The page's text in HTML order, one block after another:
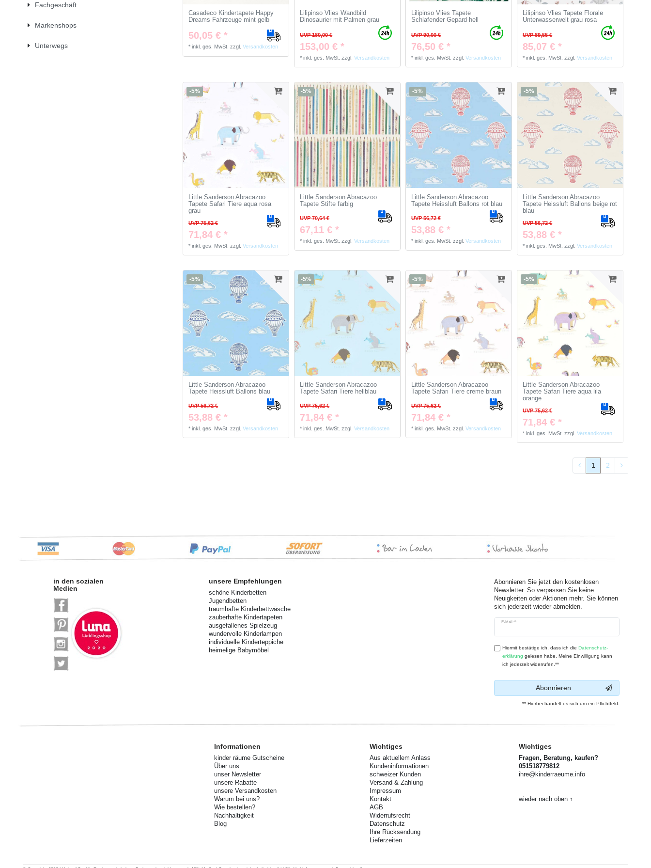
Fachgeschäft
Markenshops
Unterwegs
Casadeco Kindertapete Happy
Dreams Fahrzeuge mint gelb
50,05 € *
*inkl. ges. MwSt. zzgl.Versandkosten
Lilipinso Vlies Wandbild
Dinosaurier mit Palmen grau
UVP 180,00 €
153,00 € *
*inkl. ges. MwSt. zzgl.Versandkosten
Lilipinso Vlies Tapete
Schlafender Gepard hell
UVP 90,00 €
76,50 € *
*inkl. ges. MwSt. zzgl.Versandkosten
Lilipinso Vlies Tapete Florale
Unterwasserwelt grau rosa
UVP 89,55 €
85,07 € *
*inkl. ges. MwSt. zzgl.Versandkosten
-5%
Little Sanderson Abracazoo
Tapete Safari Tiere aqua rosa
grau
UVP 75,62 €
71,84 € *
*inkl. ges. MwSt. zzgl.Versandkosten
-5%
Little Sanderson Abracazoo
Tapete Stifte farbig
UVP 70,64 €
67,11 € *
*inkl. ges. MwSt. zzgl.Versandkosten
-5%
Little Sanderson Abracazoo
Tapete Heissluft Ballons rot blau
UVP 56,72 €
53,88 € *
*inkl. ges. MwSt. zzgl.Versandkosten
-5%
Little Sanderson Abracazoo
Tapete Heissluft Ballons beige rot
blau
UVP 56,72 €
53,88 € *
*inkl. ges. MwSt. zzgl.Versandkosten
-5%
Little Sanderson Abracazoo
Tapete Heissluft Ballons blau
UVP 56,72 €
53,88 € *
*inkl. ges. MwSt. zzgl.Versandkosten
-5%
Little Sanderson Abracazoo
Tapete Safari Tiere hellblau
UVP 75,62 €
71,84 € *
*inkl. ges. MwSt. zzgl.Versandkosten
-5%
Little Sanderson Abracazoo
Tapete Safari Tiere creme braun
UVP 75,62 €
71,84 € *
*inkl. ges. MwSt. zzgl.Versandkosten
-5%
Little Sanderson Abracazoo
Tapete Safari Tiere aqua lila
orange
UVP 75,62 €
71,84 € *
*inkl. ges. MwSt. zzgl.Versandkosten
1 2
in den sozialen
Medien
unsere Empfehlungen
schöne Kinderbetten
Jugendbetten
traumhafte Kinderbettwäsche
zauberhafte Kindertapeten
ausgefallenes Spielzeug
wundervolle Kinderlampen
individuelle Kinderteppiche
heimelige Babymöbel
Abonnieren Sie jetzt den kostenlosen
Newsletter. So verpassen Sie keine
Neuigkeiten oder Aktionen mehr. Sie können
sich jederzeit wieder abmelden.
E-Mail **
Newsletter
Hiermit bestätige ich, dass ich die Daten­schutz­
erklärung gelesen habe. Meine Einwilligung kann
ich jederzeit widerrufen.**
Abonnieren
** Hierbei handelt es sich um ein Pflichtfeld.
Informationen
kinder räume Gutscheine
Über uns
unser Newsletter
unsere Rabatte
unsere Versandkosten
Warum bei uns?
Wie bestellen?
Nachhaltigkeit
Blog
Wichtiges
Aus aktuellem Anlass
Kundeninformationen
schweizer Kunden
Versand & Zahlung
Impressum
Kontakt
AGB
Widerrufsrecht
Datenschutz
Ihre Rücksendung
Lieferzeiten
Wichtiges
Fragen, Beratung, kaufen?
051518779812
ihre@kinderraeume.info
wieder nach oben ↑